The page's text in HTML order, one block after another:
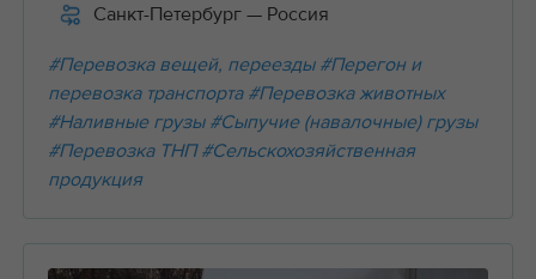
Санкт-Петербург — Россия
#Перевозка вещей, переезды #Перегон и
перевозка транспорта #Перевозка животных
#Наливные грузы #Сыпучие (навалочные) грузы
#Перевозка ТНП #Сельскохозяйственная
продукция